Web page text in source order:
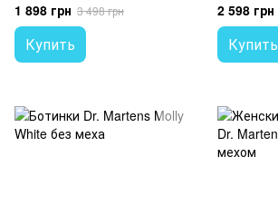
без меха
1 898 грн 3 498 грн
Купить
2 598 грн
Купить